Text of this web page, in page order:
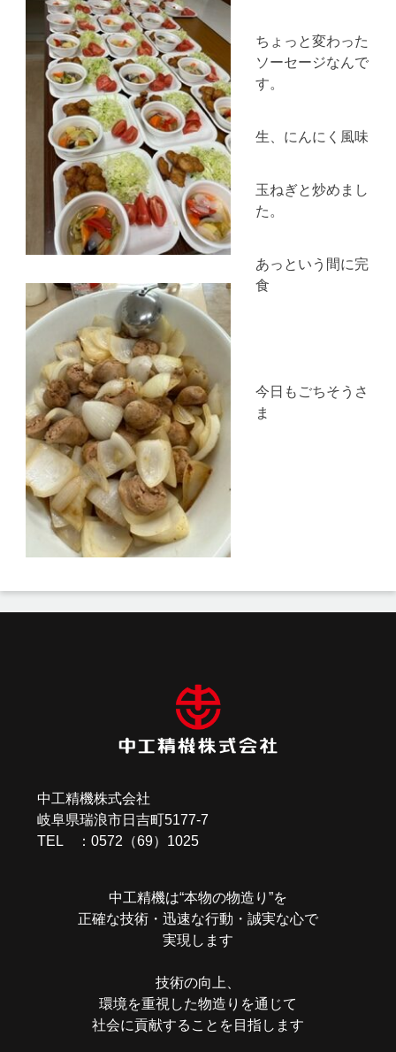
ちょっと変わった
ソーセージなんで
す。
生、にんにく風味
玉ねぎと炒めまし
た。
あっという間に完
食
今日もごちそうさ
ま
投
中工精機株式会社
岐阜県瑞浪市日吉町5177-7
TEL ：0572（69）1025
中工精機は“本物の物造り”を
正確な技術・迅速な行動・誠実な心で
実現します
技術の向上、
環境を重視した物造りを通じて
社会に貢献することを目指します